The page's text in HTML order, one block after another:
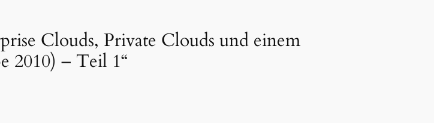
Clouds, Private Clouds und einem
2010) – Teil 1“